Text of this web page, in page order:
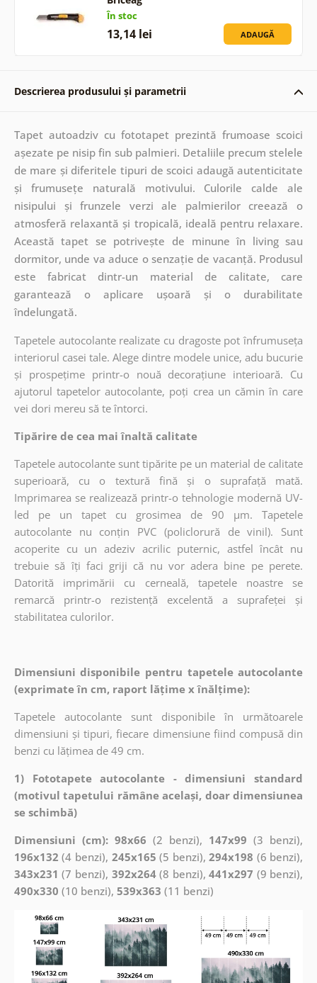
În stoc
13,14 lei ADAUGĂ
Descrierea produsului și parametrii
Tapet autoadziv cu fototapet prezintă frumoase scoici
așezate pe nisip fin sub palmieri. Detaliile precum stelele
de mare și diferitele tipuri de scoici adaugă autenticitate
și frumusețe naturală motivului. Culorile calde ale
nisipului și frunzele verzi ale palmierilor creează o
atmosferă relaxantă și tropicală, ideală pentru relaxare.
Această tapet se potrivește de minune în living sau
dormitor, unde va aduce o senzație de vacanță. Produsul
este fabricat dintr-un material de calitate, care
garantează o aplicare ușoară și o durabilitate
îndelungată.
Tapetele autocolante realizate cu dragoste pot înfrumuseța
interiorul casei tale. Alege dintre modele unice, adu bucurie
și prospețime printr-o nouă decorațiune interioară. Cu
ajutorul tapetelor autocolante, poți crea un cămin în care
vei dori mereu să te întorci.
Tipărire de cea mai înaltă calitate
Tapetele autocolante sunt tipărite pe un material de calitate
superioară, cu o textură fină și o suprafață mată.
Imprimarea se realizează printr-o tehnologie modernă UV-
led pe un tapet cu grosimea de 90 µm. Tapetele
autocolante nu conțin PVC (policlorură de vinil). Sunt
acoperite cu un adeziv acrilic puternic, astfel încât nu
trebuie să îți faci griji că nu vor adera bine pe perete.
Datorită imprimării cu cerneală, tapetele noastre se
remarcă printr-o rezistență excelentă a suprafeței și
stabilitatea culorilor.
Dimensiuni disponibile pentru tapetele autocolante
(exprimate în cm, raport lățime x înălțime):
Tapetele autocolante sunt disponibile în următoarele
dimensiuni și tipuri, fiecare dimensiune fiind compusă din
benzi cu lățimea de 49 cm.
1) Fototapete autocolante - dimensiuni standard
(motivul tapetului rămâne același, doar dimensiunea
se schimbă)
Dimensiuni (cm): 98x66 (2 benzi), 147x99 (3 benzi),
196x132 (4 benzi), 245x165 (5 benzi),294x198 (6 benzi),
343x231 (7 benzi), 392x264(8 benzi),441x297 (9 benzi),
490x330 (10 benzi), 539x363 (11 benzi)